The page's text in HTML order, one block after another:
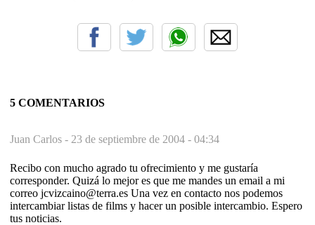
5 COMENTARIOS
Juan Carlos - 23 de septiembre de 2004 - 04:34
Recibo con mucho agrado tu ofrecimiento y me gustaría
corresponder. Quizá lo mejor es que me mandes un email a mi
correo jcvizcaino@terra.es Una vez en contacto nos podemos
intercambiar listas de films y hacer un posible intercambio. Espero
tus noticias.